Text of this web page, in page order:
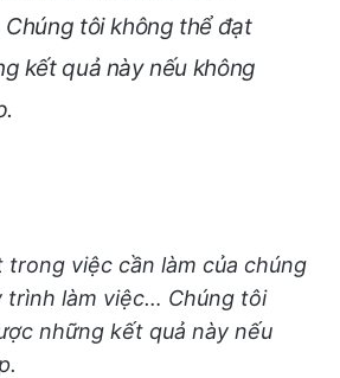
tôi không thể đạt
kết quả này nếu không
trong việc cần làm của chúng
trình làm việc… Chúng tôi
những kết quả này nếu